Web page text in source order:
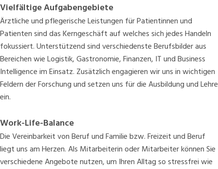
Vielfältige Aufgabengebiete
Ärztliche und pflegerische Leistungen für Patientinnen und
Patienten sind das Kerngeschäft auf welches sich jedes Handeln
fokussiert. Unterstützend sind verschiedenste Berufsbilder aus
Bereichen wie Logistik, Gastronomie, Finanzen, IT und Business
Intelligence im Einsatz. Zusätzlich engagieren wir uns in wichtigen
Feldern der Forschung und setzen uns für die Ausbildung und Lehre
ein.
Work-Life-Balance
Die Vereinbarkeit von Beruf und Familie bzw. Freizeit und Beruf
liegt uns am Herzen. Als Mitarbeiterin oder Mitarbeiter können Sie
verschiedene Angebote nutzen, um Ihren Alltag so stressfrei wie